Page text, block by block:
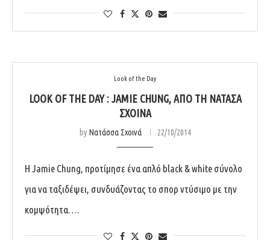
Look of the Day
LOOK OF THE DAY : JAMIE CHUNG, ΑΠΌ ΤΗ ΝΑΤΆΣΑ
ΣΧΟΙΝΆ
byΝατάσσα Σχοινά 22/10/2014
Η Jamie Chung, προτίμησε ένα απλό black & white σύνολο
για να ταξιδέψει, συνδυάζοντας το σπορ ντύσιμο με την
κομψότητα….